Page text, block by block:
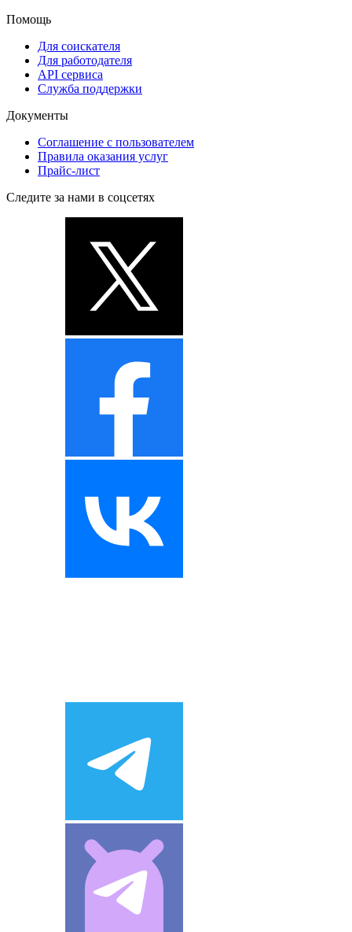
Помощь
Для соискателя
Для работодателя
API сервиса
Служба поддержки
Документы
Соглашение с пользователем
Правила оказания услуг
Прайс-лист
Следите за нами в соцсетях